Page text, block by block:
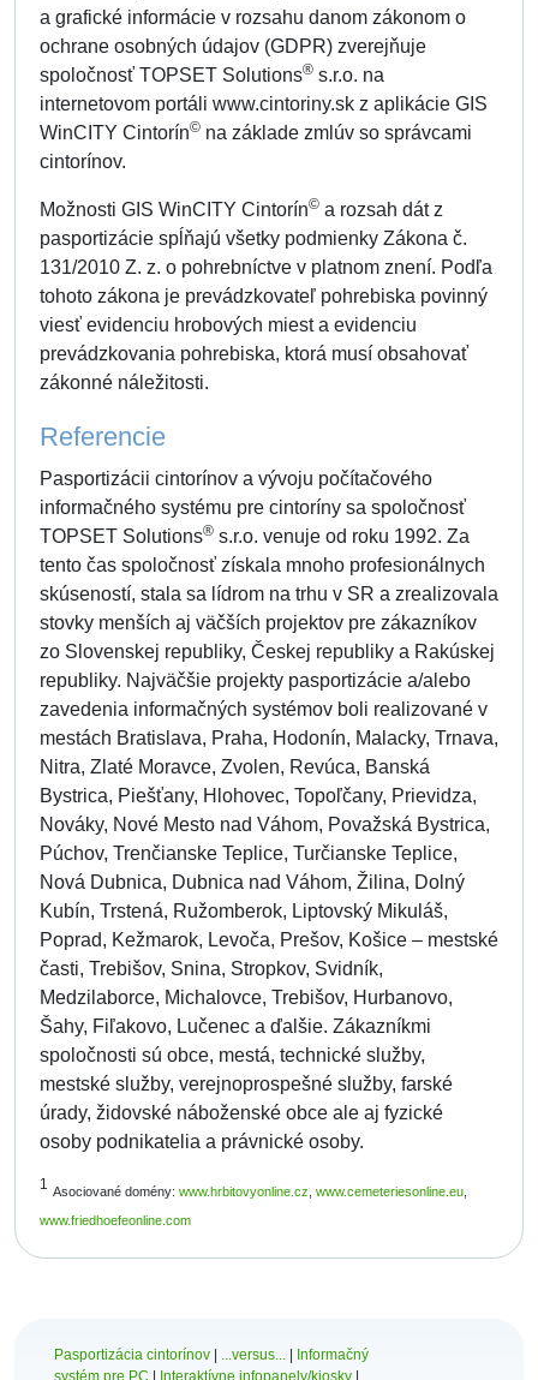
a grafické informácie v rozsahu danom zákonom o
ochrane osobných údajov (GDPR) zverejňuje
spoločnosť TOPSET Solutions® s.r.o. na
internetovom portáli www.cintoriny.sk z aplikácie GIS
WinCITY Cintorín© na základe zmlúv so správcami
cintorínov.
Možnosti GIS WinCITY Cintorín© a rozsah dát z
pasportizácie spĺňajú všetky podmienky Zákona č.
131/2010 Z. z. o pohrebníctve v platnom znení. Podľa
tohoto zákona je prevádzkovateľ pohrebiska povinný
viesť evidenciu hrobových miest a evidenciu
prevádzkovania pohrebiska, ktorá musí obsahovať
zákonné náležitosti.
Referencie
Pasportizácii cintorínov a vývoju počítačového
informačného systému pre cintoríny sa spoločnosť
TOPSET Solutions® s.r.o. venuje od roku 1992. Za
tento čas spoločnosť získala mnoho profesionálnych
skúseností, stala sa lídrom na trhu v SR a zrealizovala
stovky menších aj väčších projektov pre zákazníkov
zo Slovenskej republiky, Českej republiky a Rakúskej
republiky. Najväčšie projekty pasportizácie a/alebo
zavedenia informačných systémov boli realizované v
mestách Bratislava, Praha, Hodonín, Malacky, Trnava,
Nitra, Zlaté Moravce, Zvolen, Revúca, Banská
Bystrica, Piešťany, Hlohovec, Topoľčany, Prievidza,
Nováky, Nové Mesto nad Váhom, Považská Bystrica,
Púchov, Trenčianske Teplice, Turčianske Teplice,
Nová Dubnica, Dubnica nad Váhom, Žilina, Dolný
Kubín, Trstená, Ružomberok, Liptovský Mikuláš,
Poprad, Kežmarok, Levoča, Prešov, Košice – mestské
časti, Trebišov, Snina, Stropkov, Svidník,
Medzilaborce, Michalovce, Trebišov, Hurbanovo,
Šahy, Fiľakovo, Lučenec a ďalšie. Zákazníkmi
spoločnosti sú obce, mestá, technické služby,
mestské služby, verejnoprospešné služby, farské
úrady, židovské náboženské obce ale aj fyzické
osoby podnikatelia a právnické osoby.
1 Asociované domény: www.hrbitovyonline.cz www.cemeteriesonline.eu
www.friedhoefeonline.com
Pasportizácia cintorínov ...versus...
Informačný
systém pre PC
Interaktívne infopanely/kiosky